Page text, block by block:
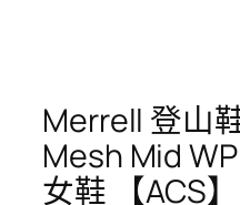
Merrell 登山
Mesh Mid
女鞋 【ACS